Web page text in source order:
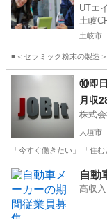
UTエ
土岐
土岐市
■＜セラミック粉末の製造
岐阜 土岐市 工場
⑩即日
月収
株式
大垣市
「今すぐ働きたい」 「住
岐阜 大垣市 物流
自動
高収